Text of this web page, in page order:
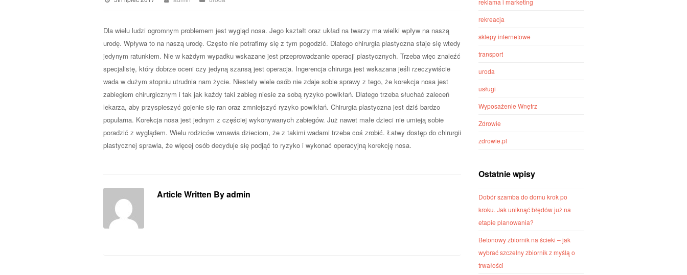
Dla wielu ludzi ogromnym problemem jest wygląd nosa. Jego kształt oraz układ na twarzy ma wielki wpływ na naszą
urodę. Wpływa to na naszą urodę. Często nie potrafimy się z tym pogodzić. Dlatego chirurgia plastyczna staje się wtedy
jedynym ratunkiem. Nie w każdym wypadku wskazane jest przeprowadzanie operacji plastycznych. Trzeba więc znaleźć
specjalistę, który dobrze oceni czy jedyną szansą jest operacja. Ingerencja chirurga jest wskazana jeśli rzeczywiście
wada w dużym stopniu utrudnia nam życie. Niestety wiele osób nie zdaje sobie sprawy z tego, że korekcja nosa jest
zabiegiem chirurgicznym i tak jak każdy taki zabieg niesie za sobą ryzyko powikłań. Dlatego trzeba słuchać zaleceń
lekarza, aby przyspieszyć gojenie się ran oraz zmniejszyć ryzyko powikłań. Chirurgia plastyczna jest dziś bardzo
popularna. Korekcja nosa jest jednym z częściej wykonywanych zabiegów. Już nawet małe dzieci nie umieją sobie
poradzić z wyglądem. Wielu rodziców wmawia dzieciom, że z takimi wadami trzeba coś zrobić. Łatwy dostęp do chirurgii
plastycznej sprawia, że więcej osób decyduje się podjąć to ryzyko i wykonać operacyjną korekcję nosa.
Article Written By admin
reklama i marketing
rekreacja
sklepy internetowe
transport
uroda
usługi
Wyposażenie Wnętrz
Zdrowie
zdrowie.pl
Ostatnie wpisy
Dobór szamba do domu krok po
kroku. Jak uniknąć błędów już na
etapie planowania?
Betonowy zbiornik na ścieki – jak
wybrać szczelny zbiornik z myślą o
trwałości